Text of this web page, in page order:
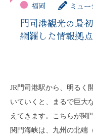
福岡 ミュ
門司港観光の最
網羅した情報拠
JR門司港駅から、明るく
いていくと、まるで巨大
えてきます。こちらが関
関門海峡は、九州の北端